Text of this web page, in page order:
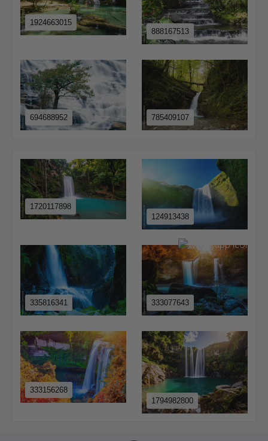
1924663015
888167513
694688952 785409107
1720117898
124913438
335816341 333077643
333156268
1794982800